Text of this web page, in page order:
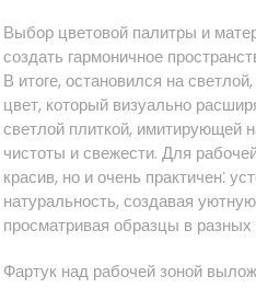
Выбор цветовой палитры и
создать гармоничное
В итоге, остановился на
цвет, который визуально
светлой плиткой, имитирующей
чистоты и свежести. Для
красив, но и очень практичен⁚
натуральность, создавая
просматривая образцы в
Фартук над рабочей зоной